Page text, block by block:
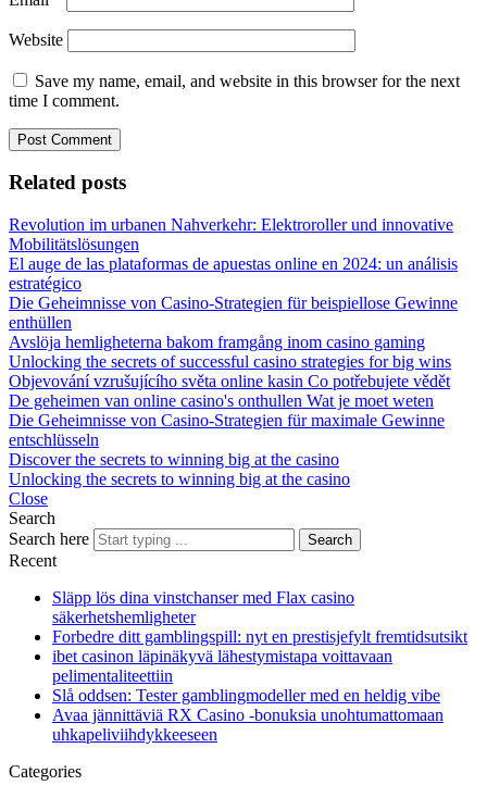
Website
Save my name, email, and website in this browser for the next
time I comment.
Related posts
Revolution im urbanen Nahverkehr: Elektroroller und innovative
Mobilitätslösungen
El auge de las plataformas de apuestas online en 2024: un análisis
estratégico
Die Geheimnisse von Casino-Strategien für beispiellose Gewinne
enthüllen
Avslöja hemligheterna bakom framgång inom casino gaming
Unlocking the secrets of successful casino strategies for big wins
Objevování vzrušujícího světa online kasin Co potřebujete vědět
De geheimen van online casino's onthullen Wat je moet weten
Die Geheimnisse von Casino-Strategien für maximale Gewinne
entschlüsseln
Discover the secrets to winning big at the casino
Unlocking the secrets to winning big at the casino
Close
Search
Search here
Search
Recent
Släpp lös dina vinstchanser med Flax casino
säkerhetshemligheter
Forbedre ditt gamblingspill: nyt en prestisjefylt fremtidsutsikt
ibet casinon läpinäkyvä lähestymistapa voittavaan
pelimentaliteettiin
Slå oddsen: Tester gamblingmodeller med en heldig vibe
Avaa jännittäviä RX Casino -bonuksia unohtumattomaan
uhkapeliviihdykkeeseen
Categories